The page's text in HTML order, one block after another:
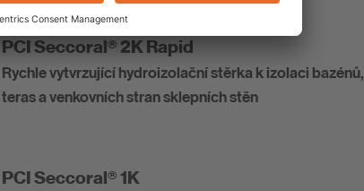
Izolace
PCI Seccoral® 2K Rapid
Rychle vytvrzující hydroizolační stěrka k izolaci bazénů,
teras a venkovních stran sklepních stěn
PCI Seccoral® 1K